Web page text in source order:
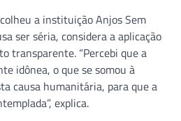
a instituição Anjos Sem
ser séria, considera a aplicação
transparente. “Percebi que a
idônea, o que se somou à
causa humanitária, para que a
explica.